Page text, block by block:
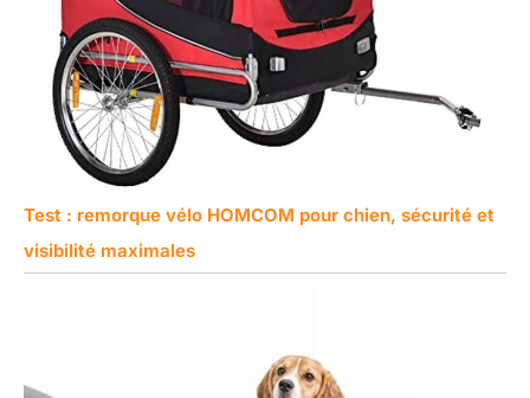
Test : remorque vélo HOMCOM pour chien, sécurité et
visibilité maximales